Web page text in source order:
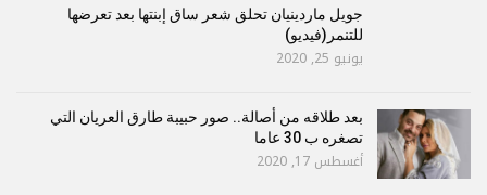
جويل ماردينيان تحلق شعر ساق إبنتها بعد تعرضها
للتنمر(فيديو)
يونيو 25, 2020
بعد طلاقه من أصالة.. صور حبيبة طارق العريان التي
تصغره ب 30 عاما
أغسطس 17, 2020